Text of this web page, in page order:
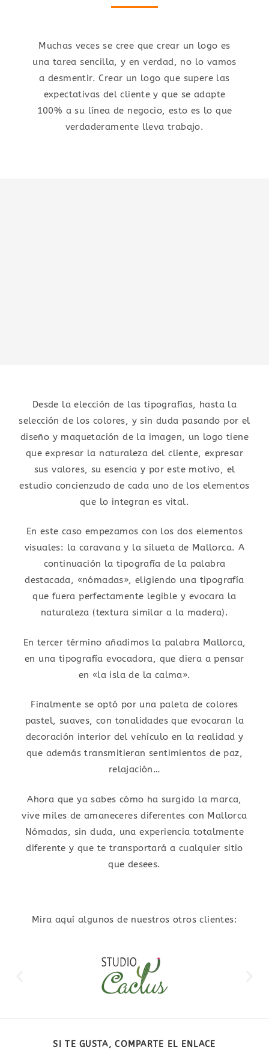
Muchas veces se cree que crear un logo es
una tarea sencilla, y en verdad, no lo vamos
a desmentir. Crear un logo que supere las
expectativas del cliente y que se adapte
100% a su línea de negocio, esto es lo que
verdaderamente lleva trabajo.
Desde la elección de las tipografías, hasta la
selección de los colores, y sin duda pasando por el
diseño y maquetación de la imagen, un logo tiene
que expresar la naturaleza del cliente, expresar
sus valores, su esencia y por este motivo, el
estudio concienzudo de cada uno de los elementos
que lo integran es vital.
En este caso empezamos con los dos elementos
visuales: la caravana y la silueta de Mallorca. A
continuación la tipografía de la palabra
destacada, «nómadas», eligiendo una tipografía
que fuera perfectamente legible y evocara la
naturaleza (textura similar a la madera).
En tercer término añadimos la palabra Mallorca,
en una tipografía evocadora, que diera a pensar
en «la isla de la calma».
Finalmente se optó por una paleta de colores
pastel, suaves, con tonalidades que evocaran la
decoración interior del vehículo en la realidad y
que además transmitieran sentimientos de paz,
relajación…
Ahora que ya sabes cómo ha surgido la marca,
vive miles de amaneceres diferentes con Mallorca
Nómadas, sin duda, una experiencia totalmente
diferente y que te transportará a cualquier sitio
que desees.
Mira aquí algunos de nuestros otros clientes:
SI TE GUSTA, COMPARTE EL ENLACE